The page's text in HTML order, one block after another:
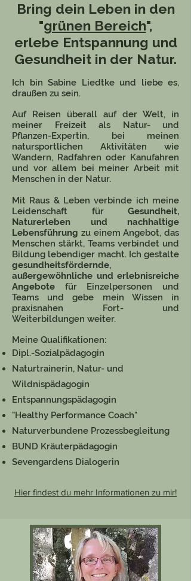
Bring dein Leben in den
"grünen Bereich",
erlebe Entspannung und
Gesundheit in der Natur.
Ich bin Sabine Liedtke und liebe es,
draußen zu sein.
Auf Reisen überall auf der Welt, in
meiner Freizeit als Natur- und
Pflanzen-Expertin, bei meinen
natursportlichen Aktivitäten wie
Wandern, Radfahren oder Kanufahren
und vor allem bei meiner Arbeit mit
Menschen in der Natur.
Mit Raus & Leben verbinde ich meine
Leidenschaft für Gesundheit,
Naturerleben und nachhaltige
Lebensführung zu einem Angebot, das
Menschen stärkt, Teams verbindet und
Bildung lebendiger macht. Ich gestalte
gesundheitsfördernde,
außergewöhnliche und erlebnisreiche
Angebote für Einzelpersonen und
Teams und gebe mein Wissen in
praxisnahen Fort- und
Weiterbildungen weiter.
Meine Qualifikationen:
Dipl.-Sozialpädagogin
Naturtrainerin, Natur- und
Wildnispädagogin
Entspannungspädagogin
"Healthy Performance Coach"
Naturverbundene Prozessbegleitung
BUND Kräuterpädagogin
Sevengardens Dialogerin​
Hier findest du mehr Informationen zu mir!